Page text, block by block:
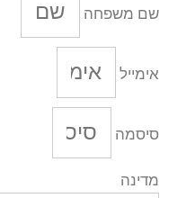
שם משפחה
אימייל
סיסמה
מדינה